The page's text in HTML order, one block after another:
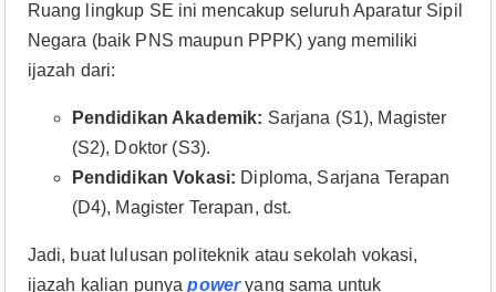
Ruang lingkup SE ini mencakup seluruh Aparatur Sipil
Negara (baik PNS maupun PPPK) yang memiliki
ijazah dari:
Pendidikan Akademik: Sarjana (S1), Magister
(S2), Doktor (S3).
Pendidikan Vokasi: Diploma, Sarjana Terapan
(D4), Magister Terapan, dst.
Jadi, buat lulusan politeknik atau sekolah vokasi,
ijazah kalian punyapoweryang sama untuk